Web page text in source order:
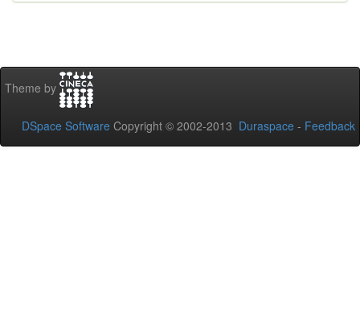
Theme by
DSpace Software Copyright © 2002-2013 Duraspace - Feedback